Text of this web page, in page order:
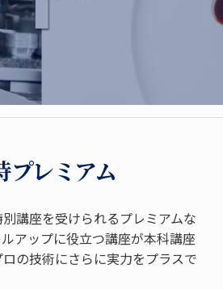
プレミアム
講座を受けられるプレミアムな
アップに役立つ講座が本科講座
の技術にさらに実力をプラスで